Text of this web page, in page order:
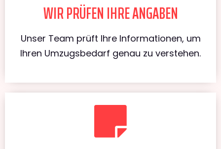
WIR PRÜFEN IHRE ANGABEN
Unser Team prüft Ihre Informationen, um
Ihren Umzugsbedarf genau zu verstehen.